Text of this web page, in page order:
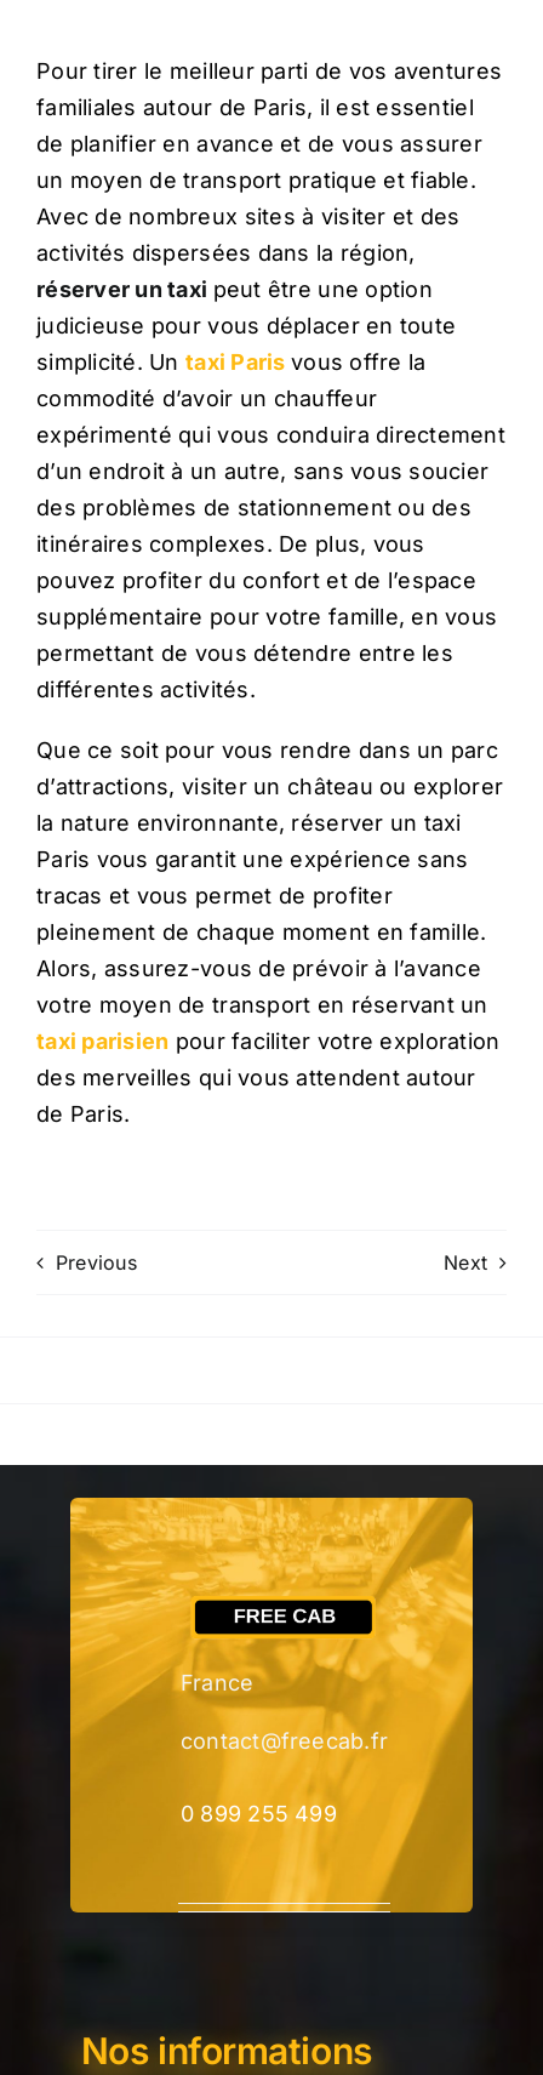
Pour tirer le meilleur parti de vos aventures
familiales autour de Paris, il est essentiel
de planifier en avance et de vous assurer
un moyen de transport pratique et fiable.
Avec de nombreux sites à visiter et des
activités dispersées dans la région,
réserver un taxi peut être une option
judicieuse pour vous déplacer en toute
simplicité. Untaxi Paris vous offre la
commodité d’avoir un chauffeur
expérimenté qui vous conduira directement
d’un endroit à un autre, sans vous soucier
des problèmes de stationnement ou des
itinéraires complexes. De plus, vous
pouvez profiter du confort et de l’espace
supplémentaire pour votre famille, en vous
permettant de vous détendre entre les
différentes activités.
Que ce soit pour vous rendre dans un parc
d’attractions, visiter un château ou explorer
la nature environnante, réserver un taxi
Paris vous garantit une expérience sans
tracas et vous permet de profiter
pleinement de chaque moment en famille.
Alors, assurez-vous de prévoir à l’avance
votre moyen de transport en réservant un
taxi parisien pour faciliter votre exploration
des merveilles qui vous attendent autour
de Paris.
Previous Next
France
contact@freecab.fr
0 899 255 499
Nos informations